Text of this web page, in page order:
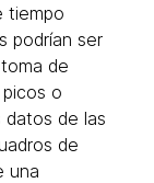
tiempo
podrían ser
de
o
de las
de
una